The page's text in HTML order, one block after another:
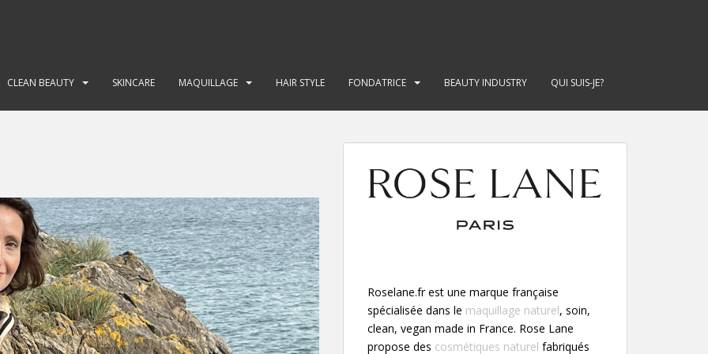
CLEAN BEAUTY SKINCARE MAQUILLAGE HAIR STYLE FONDATRICE BEAUTY INDUSTRY QUI SUIS-JE?
Roselane.fr est une marque française
spécialisée dans le maquillage naturel, soin,
clean, vegan made in France. Rose Lane
propose des cosmétiques naturel fabriqués